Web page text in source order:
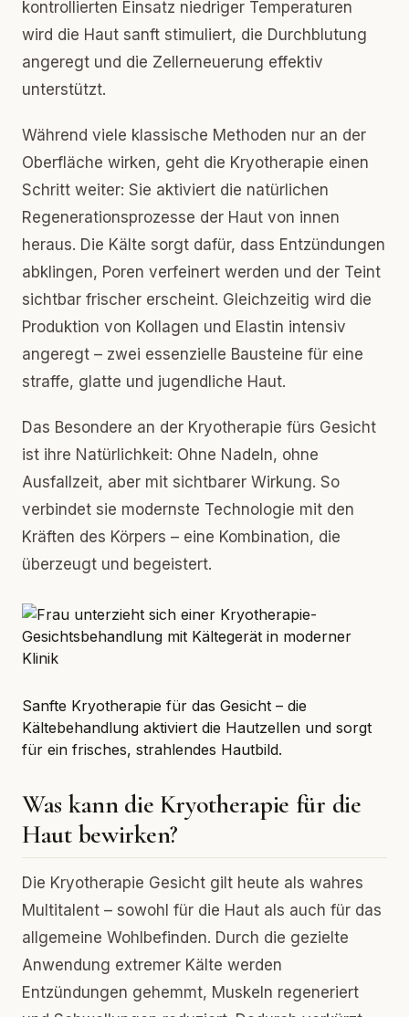
kontrollierten Einsatz niedriger Temperaturen
wird die Haut sanft stimuliert, die Durchblutung
angeregt und die Zellerneuerung effektiv
unterstützt.
Während viele klassische Methoden nur an der
Oberfläche wirken, geht die Kryotherapie einen
Schritt weiter: Sie aktiviert die natürlichen
Regenerationsprozesse der Haut von innen
heraus. Die Kälte sorgt dafür, dass Entzündungen
abklingen, Poren verfeinert werden und der Teint
sichtbar frischer erscheint. Gleichzeitig wird die
Produktion von Kollagen und Elastin intensiv
angeregt – zwei essenzielle Bausteine für eine
straffe, glatte und jugendliche Haut.
Das Besondere an der Kryotherapie fürs Gesicht
ist ihre Natürlichkeit: Ohne Nadeln, ohne
Ausfallzeit, aber mit sichtbarer Wirkung. So
verbindet sie modernste Technologie mit den
Kräften des Körpers – eine Kombination, die
überzeugt und begeistert.
Sanfte Kryotherapie für das Gesicht – die
Kältebehandlung aktiviert die Hautzellen und sorgt
für ein frisches, strahlendes Hautbild.
Was kann die Kryotherapie für die
Haut bewirken?
Die Kryotherapie Gesicht gilt heute als wahres
Multitalent – sowohl für die Haut als auch für das
allgemeine Wohlbefinden. Durch die gezielte
Anwendung extremer Kälte werden
Entzündungen gehemmt, Muskeln regeneriert